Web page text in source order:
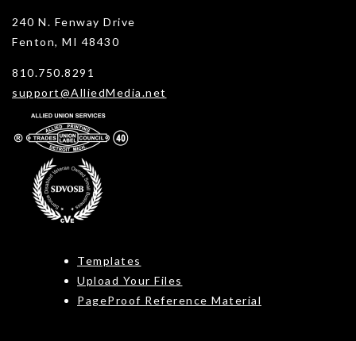
240 N. Fenway Drive
Fenton, MI 48430
810.750.8291
support@AlliedMedia.net
Templates
Upload Your Files
PageProof Reference Material